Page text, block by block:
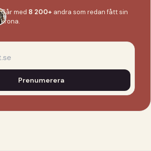
Går med 8 200+ andra som redan fått sin
krona.
Prenumerera